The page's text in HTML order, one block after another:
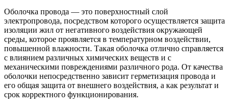
Оболочка провода — это поверхностный слой
электропровода, посредством которого осуществляется защита
изоляции жил от негативного воздействия окружающей
среды, которое проявляется в температурном воздействии,
повышенной влажности. Такая оболочка отлично справляется
с влиянием различных химических веществ и с
механическими повреждениями различного рода. От качества
оболочки непосредственно зависит герметизация провода и
его общая защита от внешнего воздействия, а как результат и
срок корректного функционирования.